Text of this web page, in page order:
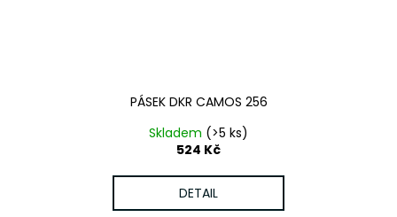
PÁSEK DKR CAMOS 256
Skladem (>5 ks)
524 Kč
DETAIL